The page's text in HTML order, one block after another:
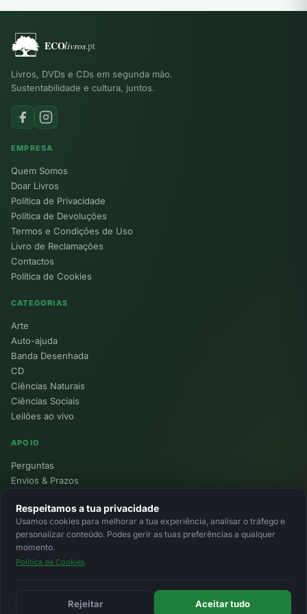
Livros, DVDs e CDs em segunda mão.
Sustentabilidade e cultura, juntos.
EMPRESA
Quem Somos
Doar Livros
Política de Privacidade
Política de Devoluções
Termos e Condições de Uso
Livro de Reclamações
Contactos
Política de Cookies
CATEGORIAS
Arte
Auto-ajuda
Banda Desenhada
CD
Ciências Naturais
Ciências Sociais
Leilões ao vivo
APOIO
Perguntas
Envios & Prazos
Devoluções
Minha Conta
© 2026 Ecolivros. Todos os direitos reservados.
Respeitamos a tua privacidade
Usamos cookies para melhorar a tua experiência, analisar o tráfego e
personalizar conteúdo. Podes gerir as tuas preferências a qualquer
momento.
Política de Cookies
Rejeitar Aceitar tudo